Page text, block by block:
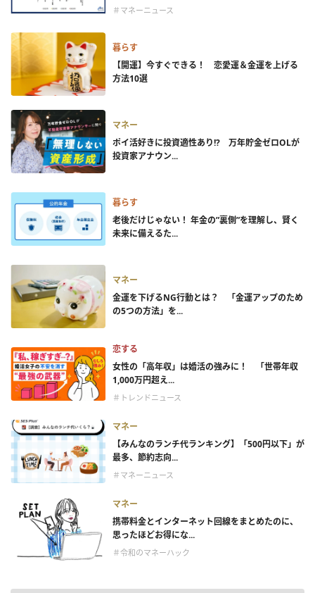
＃マネーニュース
暮らす
【開運】今すぐできる！ 恋愛運＆金運を上げる
方法10選
マネー
ポイ活好きに投資適性あり!? 万年貯金ゼロOLが
投資家アナウン...
暮らす
老後だけじゃない！ 年金の”裏側”を理解し、賢く
未来に備えるた...
マネー
金運を下げるNG行動とは？ 「金運アップのため
の5つの方法」を...
恋する
女性の「高年収」は婚活の強みに！ 「世帯年収
1,000万円超え...
＃トレンドニュース
マネー
【みんなのランチ代ランキング】「500円以下」が
最多、節約志向...
＃マネーニュース
マネー
携帯料金とインターネット回線をまとめたのに、
思ったほどお得にな...
＃令和のマネーハック